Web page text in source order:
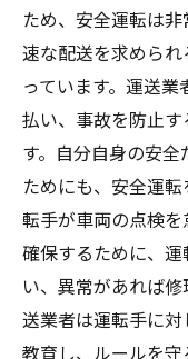
ため、安全運転は
速な配送を求めら
っています。運送
払い、事故を防止
す。自分自身の安
ためにも、安全運
転手が車両の点検
確保するために、
い、異常があれば
送業者は運転手に
教育し、ルールを守